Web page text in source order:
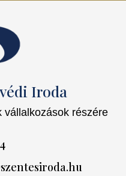
Iroda
vállalkozások részére